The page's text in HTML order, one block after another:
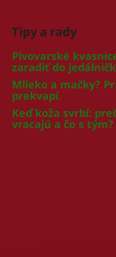
Tipy a rady
Pivovarské
zaradiť do
Mlieko a mačky?
prekvapí.
Keď koža svrbí:
vracajú a čo s tým?